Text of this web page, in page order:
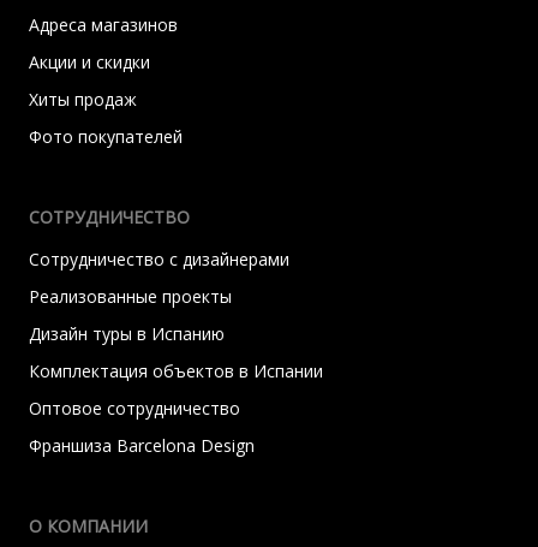
Адреса магазинов
Акции и скидки
Хиты продаж
Фото покупателей
СОТРУДНИЧЕСТВО
Сотрудничество с дизайнерами
Реализованные проекты
Дизайн туры в Испанию
Комплектация объектов в Испании
Оптовое сотрудничество
Франшиза Barcelona Design
О КОМПАНИИ